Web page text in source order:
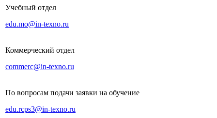
Учебный отдел
edu.mo@in-texno.ru
Коммерческий отдел
commerc@in-texno.ru
По вопросам подачи заявки на обучение
edu.rcps3@in-texno.ru